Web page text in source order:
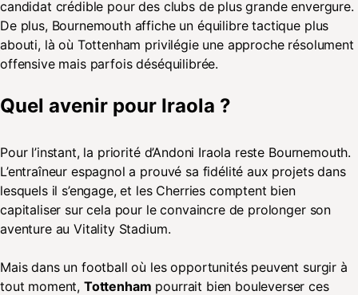
candidat crédible pour des clubs de plus grande envergure.
De plus, Bournemouth affiche un équilibre tactique plus
abouti, là où Tottenham privilégie une approche résolument
offensive mais parfois déséquilibrée.
Quel avenir pour Iraola ?
Pour l’instant, la priorité d’Andoni Iraola reste Bournemouth.
L’entraîneur espagnol a prouvé sa fidélité aux projets dans
lesquels il s’engage, et les Cherries comptent bien
capitaliser sur cela pour le convaincre de prolonger son
aventure au Vitality Stadium.
Mais dans un football où les opportunités peuvent surgir à
tout moment, Tottenham pourrait bien bouleverser ces